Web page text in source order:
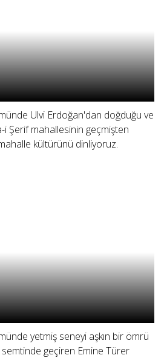
Ulvi Erdoğan'dan doğduğu ve
i Şerif mahallesinin geçmişten
kültürünü dinliyoruz.
yetmiş seneyi aşkın bir ömrü
semtinde geçiren Emine Türer